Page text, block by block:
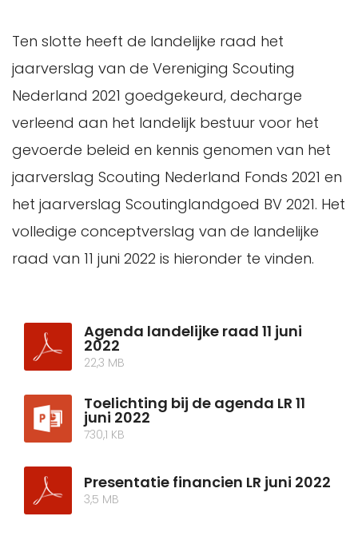
Ten slotte heeft de landelijke raad het
jaarverslag van de Vereniging Scouting
Nederland 2021 goedgekeurd, decharge
verleend aan het landelijk bestuur voor het
gevoerde beleid en kennis genomen van het
jaarverslag Scouting Nederland Fonds 2021 en
het jaarverslag Scoutinglandgoed BV 2021. Het
volledige conceptverslag van de landelijke
raad van 11 juni 2022 is hieronder te vinden.
Agenda landelijke raad 11 juni
2022
22,3 MB
Toelichting bij de agenda LR 11
juni 2022
730,1 KB
Presentatie financien LR juni 2022
3,5 MB